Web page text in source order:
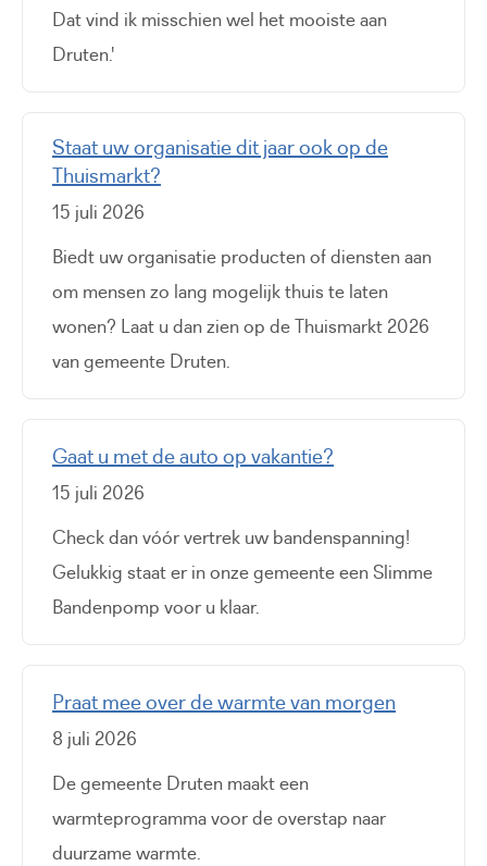
Dat vind ik misschien wel het mooiste aan
Druten.'
Staat uw organisatie dit jaar ook op de
Thuismarkt?
15 juli 2026
Biedt uw organisatie producten of diensten aan
om mensen zo lang mogelijk thuis te laten
wonen? Laat u dan zien op de Thuismarkt 2026
van gemeente Druten.
Gaat u met de auto op vakantie?
15 juli 2026
Check dan vóór vertrek uw bandenspanning!
Gelukkig staat er in onze gemeente een Slimme
Bandenpomp voor u klaar.
Praat mee over de warmte van morgen
8 juli 2026
De gemeente Druten maakt een
warmteprogramma voor de overstap naar
duurzame warmte.